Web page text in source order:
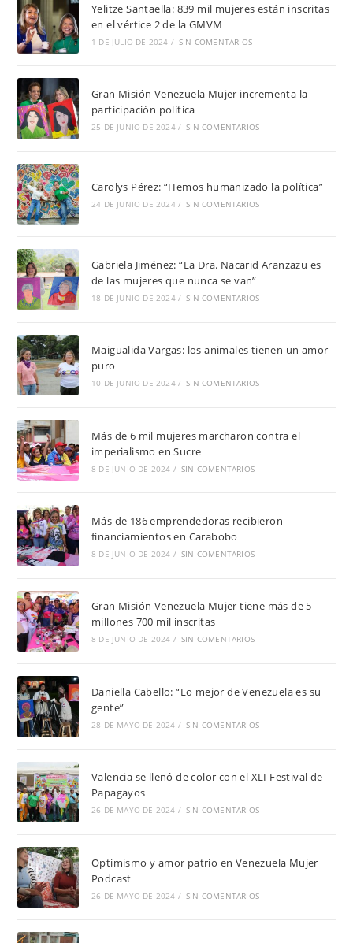
Yelitze Santaella: 839 mil mujeres están inscritas
en el vértice 2 de la GMVM
1 DE JULIO DE 2024 / SIN COMENTARIOS
Gran Misión Venezuela Mujer incrementa la
participación política
25 DE JUNIO DE 2024 / SIN COMENTARIOS
Carolys Pérez: “Hemos humanizado la política”
24 DE JUNIO DE 2024 / SIN COMENTARIOS
Gabriela Jiménez: “La Dra. Nacarid Aranzazu es
de las mujeres que nunca se van”
18 DE JUNIO DE 2024 / SIN COMENTARIOS
Maigualida Vargas: los animales tienen un amor
puro
10 DE JUNIO DE 2024 / SIN COMENTARIOS
Más de 6 mil mujeres marcharon contra el
imperialismo en Sucre
8 DE JUNIO DE 2024 / SIN COMENTARIOS
Más de 186 emprendedoras recibieron
financiamientos en Carabobo
8 DE JUNIO DE 2024 / SIN COMENTARIOS
Gran Misión Venezuela Mujer tiene más de 5
millones 700 mil inscritas
8 DE JUNIO DE 2024 / SIN COMENTARIOS
Daniella Cabello: “Lo mejor de Venezuela es su
gente”
28 DE MAYO DE 2024 / SIN COMENTARIOS
Valencia se llenó de color con el XLI Festival de
Papagayos
26 DE MAYO DE 2024 / SIN COMENTARIOS
Optimismo y amor patrio en Venezuela Mujer
Podcast
26 DE MAYO DE 2024 / SIN COMENTARIOS